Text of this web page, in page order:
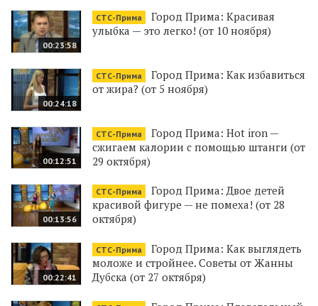
00:23:58
СТС-Прима
Город Прима: Красивая
улыбка — это легко! (от 10 ноября)
00:24:18
СТС-Прима
Город Прима: Как избавиться
от жира? (от 5 ноября)
00:12:51
СТС-Прима
Город Прима: Hot iron —
сжигаем калории с помощью штанги (от
29 октября)
00:13:56
СТС-Прима
Город Прима: Двое детей
красивой фигуре — не помеха! (от 28
октября)
00:22:41
СТС-Прима
Город Прима: Как выглядеть
моложе и стройнее. Советы от Жанны
Дубска (от 27 октября)